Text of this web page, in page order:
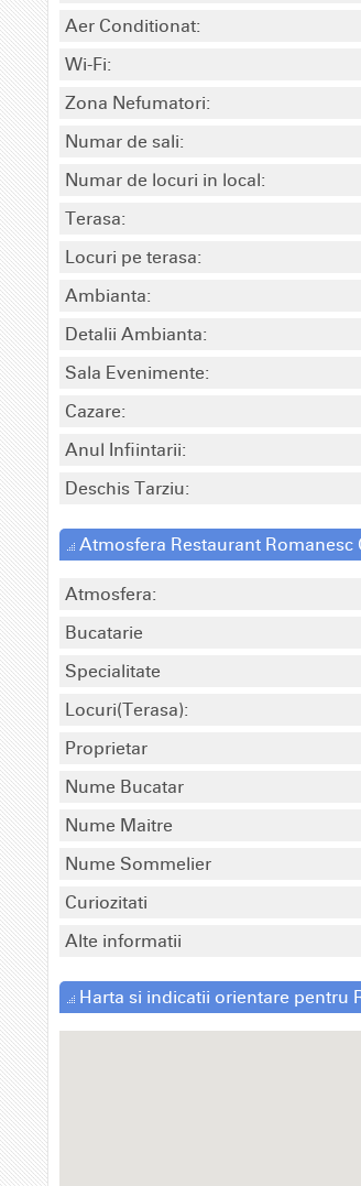
Aer Conditionat:
Wi-Fi:
Zona Nefumatori:
Numar de sali:
Numar de locuri in local:
Terasa:
Locuri pe terasa:
Ambianta:
Detalii Ambianta:
Sala Evenimente:
Cazare:
Anul Infiintarii:
Deschis Tarziu:
Atmosfera Restaurant Romanesc
Atmosfera:
Bucatarie
Specialitate
Locuri(Terasa):
Proprietar
Nume Bucatar
Nume Maitre
Nume Sommelier
Curiozitati
Alte informatii
Harta si indicatii orientare pentru